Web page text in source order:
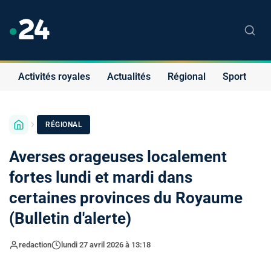
Activités royales Actualités Régional Sport
RÉGIONAL
Averses orageuses localement
fortes lundi et mardi dans
certaines provinces du Royaume
(Bulletin d'alerte)
redaction lundi 27 avril 2026 à 13:18